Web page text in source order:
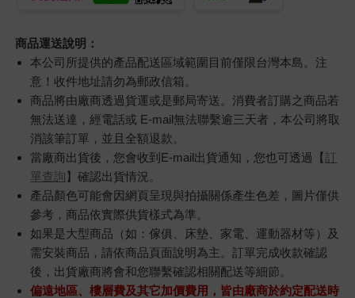
商品運送說明：
本公司所提供的產品配送區域範圍目前僅限台灣本島。注
意！收件地址請勿為郵政信箱。
商品將由廠商透過貨運或是郵局寄送。消費者訂購之商品若
無法送達，經電話或 E-mail無法聯繫逾三天者，本公司將取
消該筆訂單，並且全額退款。
當廠商出貨後，您會收到E-mail出貨通知，您也可透過【訂
單查詢】確認出貨情況。
產品顏色可能會因網頁呈現與拍攝關係產生色差，圖片僅供
參考，商品依實際供貨樣式為準。
如果是大型商品（如：傢俱、床墊、家電、運動器材等）及
需安裝商品，請依商品頁面說明為主。訂單完成收款確認
後，出貨廠商將會和您聯繫確認相關配送等細節。
偏遠地區、樓層費及其它加價費用，皆由廠商於約定配送時